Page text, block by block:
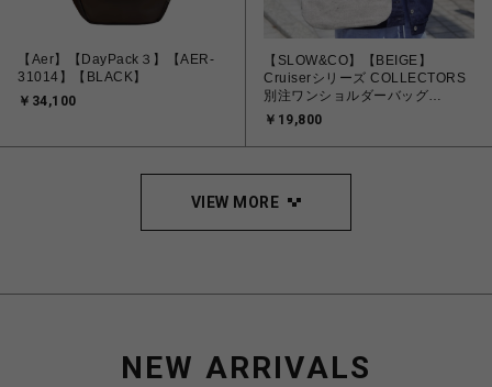
【Aer】【DayPack３】【AER-
31014】【BLACK】
￥34,100
【SLOW&CO】【BEIGE】
Cruiserシリーズ COLLECTORS
別注ワンショルダーバッグ
858S45PC
￥19,800
VIEW MORE
NEW ARRIVALS